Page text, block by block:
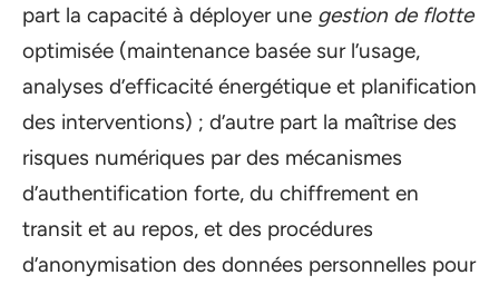
part la capacité à déployer une gestion de flotte
optimisée (maintenance basée sur l’usage,
analyses d’efficacité énergétique et planification
des interventions) ; d’autre part la maîtrise des
risques numériques par des mécanismes
d’authentification forte, du chiffrement en
transit et au repos, et des procédures
d’anonymisation des données personnelles pour